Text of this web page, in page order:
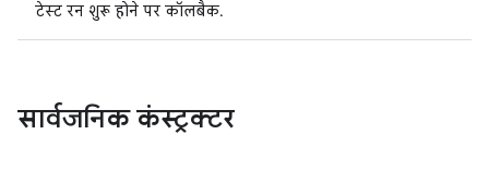
टेस्ट रन शुरू होने पर कॉलबैक.
सार्वजनिक कंस्ट्रक्टर